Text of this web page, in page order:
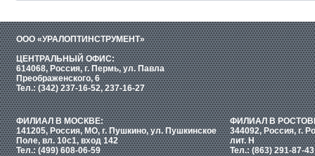
ООО «УРАЛОПТИНСТРУМЕНТ»
ЦЕНТРАЛЬНЫЙ ОФИС:
614068, Россия, г. Пермь, ул. Павла
Преображенского, 6
Тел.: (342) 237-16-52, 237-16-27
ФИЛИАЛ В МОСКВЕ:
141205, Россия, МО, г. Пушкино, ул. Пушкинское
Поле, вл. 10с1, вход 142
Тел.: (499) 608-06-59
ФИЛИАЛ В
344092, Россия, г.
лит. Н
Тел.: (863) 291-87-43